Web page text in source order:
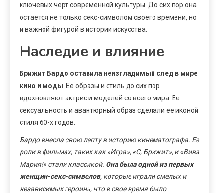
ключевых черт современной культуры. До сих пор она
остается не только секс-символом своего времени, но
и важной фигурой в истории искусства.
Наследие и влияние
Брижит Бардо оставила неизгладимый след в мире
кино и моды . Ее образы и стиль до сих пор
вдохновляют актрис и моделей со всего мира. Ее
сексуальность и авантюрный образ сделали ее иконой
стиля 60-х годов.
Бардо внесла свою лепту в историю кинематографа. Ее
роли в фильмах, таких как «Игра», «С, Брижит», и «Вива
Мария!» стали классикой. Она была одной из первых
женщин-секс-символов, которые играли смелых и
независимых героинь, что в свое время было